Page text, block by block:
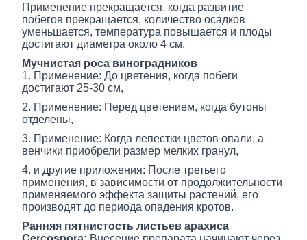
Применение прекращается, когда развитие
побегов прекращается, количество осадков
уменьшается, температура повышается и плоды
достигают диаметра около 4 см.
Мучнистая роса виноградников
1. Применение: До цветения, когда побеги
достигают 25-30 см,
2. Применение: Перед цветением, когда бутоны
отделены,
3. Применение: Когда лепестки цветов опали, а
венчики приобрели размер мелких гранул,
4. и другие приложения: После третьего
применения, в зависимости от продолжительности
применяемого эффекта защиты растений, его
производят до периода опадения кротов.
Ранняя пятнистость листьев арахиса